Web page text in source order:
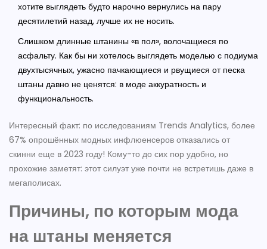
хотите выглядеть будто нарочно вернулись на пару
десятилетий назад, лучше их не носить.
Слишком длинные штанины «в пол», волочащиеся по
асфальту. Как бы ни хотелось выглядеть моделью с подиума
двухтысячных, ужасно пачкающиеся и рвущиеся от песка
штаны давно не ценятся: в моде аккуратность и
функциональность.
Интересный факт: по исследованиям Trends Analytics, более
67% опрошённых модных инфлюенсеров отказались от
скинни еще в 2023 году! Кому-то до сих пор удобно, но
прохожие заметят: этот силуэт уже почти не встретишь даже в
мегаполисах.
Причины, по которым мода
на штаны меняется